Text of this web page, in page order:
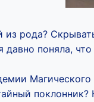
из рода?
давно поняла,
Магического
поклонник?